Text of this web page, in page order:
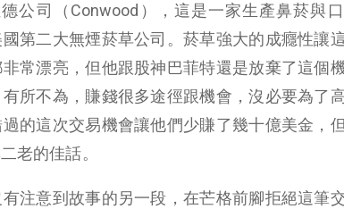
公司（Conwood），這是一家生產鼻菸與
第二大無煙菸草公司。菸草強大的成癮性讓
常漂亮，但他跟股神巴菲特還是放棄了這個
所不為，賺錢很多途徑跟機會，沒必要為了
的這次交易機會讓他們少賺了幾十億美金，
老的佳話。
注意到故事的另一段，在芒格前腳拒絕這筆